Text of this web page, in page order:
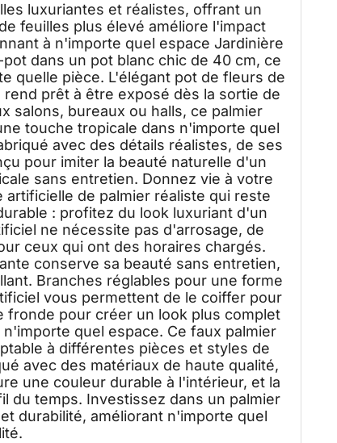
luxuriantes et réalistes, offrant un
feuilles plus élevé améliore l'impact
à n'importe quel espace Jardinière
dans un pot blanc chic de 40 cm, ce
quelle pièce. L'élégant pot de fleurs de
prêt à être exposé dès la sortie de
salons, bureaux ou halls, ce palmier
touche tropicale dans n'importe quel
avec des détails réalistes, de ses
pour imiter la beauté naturelle d'un
sans entretien. Donnez vie à votre
de palmier réaliste qui reste
: profitez du look luxuriant d'un
ne nécessite pas d'arrosage, de
ceux qui ont des horaires chargés.
conserve sa beauté sans entretien,
Branches réglables pour une forme
vous permettent de le coiffer pour
fronde pour créer un look plus complet
quel espace. Ce faux palmier
à différentes pièces et styles de
avec des matériaux de haute qualité,
une couleur durable à l'intérieur, et la
du temps. Investissez dans un palmier
durabilité, améliorant n'importe quel